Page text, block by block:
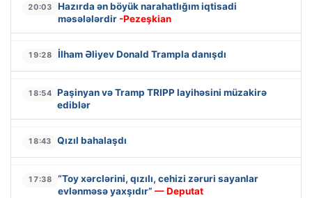
20:03
Hazırda ən böyük narahatlığım iqtisadi
məsələlərdir -Pezeşkian
19:28 İlham Əliyev Donald Trampla danışdı
18:54 Paşinyan və Tramp TRIPP layihəsini müzakirə
ediblər
18:43 Qızıl bahalaşdı
17:38
“Toy xərclərini, qızılı, cehizi zəruri sayanlar
evlənməsə yaxşıdır” — Deputat